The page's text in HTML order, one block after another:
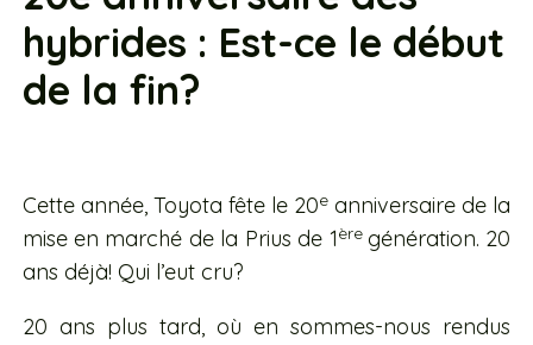
hybrides : Est-ce le début
de la fin?
Cette année, Toyota fête le 20e anniversaire de la
mise en marché de la Prius de 1ère génération. 20
ans déjà! Qui l’eut cru?
20 ans plus tard, où en sommes-nous rendus